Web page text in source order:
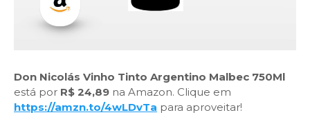
Don Nicolás Vinho Tinto Argentino Malbec 750Ml
está por R$ 24,89 na Amazon. Clique em
https://amzn.to/4wLDvTa para aproveitar!